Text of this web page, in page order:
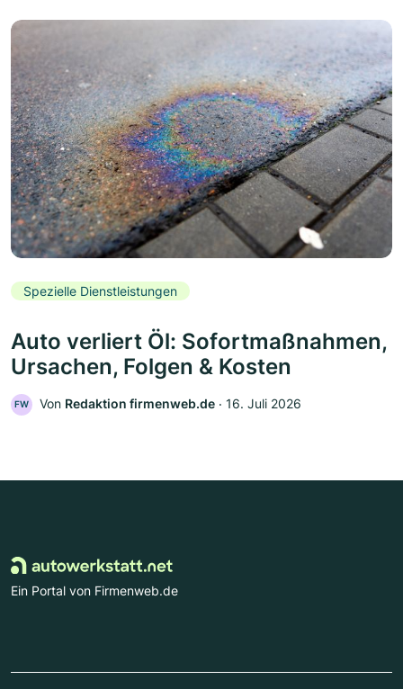
Spezielle Dienstleistungen
Auto verliert Öl: Sofortmaßnahmen,
Ursachen, Folgen & Kosten
FW Von Redaktion firmenweb.de ‧ 16. Juli 2026
Ein Portal von Firmenweb.de